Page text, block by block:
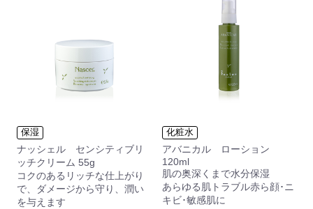
保湿
ナッシェル センシティブリ
ッチクリーム 55g
コクのあるリッチな仕上がり
で、ダメージから守り、潤い
を与えます
化粧水
アバニカル ローション
120ml
肌の奥深くまで水分保湿
あらゆる肌トラブル赤ら顔･ニ
キビ･敏感肌に